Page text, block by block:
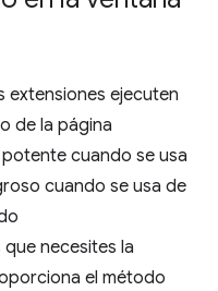
extensiones ejecuten
de la página
cuando se usa
cuando se usa de
que necesites la
el método